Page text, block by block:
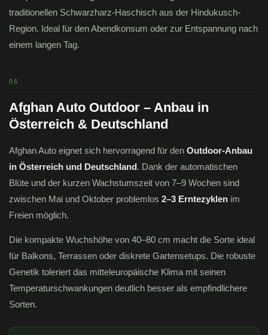
traditionellen Schwarzharz-Haschisch aus der Hindukusch-
Region. Ideal für den Abendkonsum oder zur Entspannung nach
einem langen Tag.
05
Afghan Auto Outdoor – Anbau in
Österreich & Deutschland
Afghan Auto eignet sich hervorragend für den Outdoor-Anbau
in Österreich und Deutschland. Dank der automatischen
Blüte und der kurzen Wachstumszeit von 7–9 Wochen sind
zwischen Mai und Oktober problemlos 2–3 Erntezyklen im
Freien möglich.
Die kompakte Wuchshöhe von 40–80 cm macht die Sorte ideal
für Balkons, Terrassen oder diskrete Gartensetups. Die robuste
Genetik toleriert das mitteleuropäische Klima mit seinen
Temperaturschwankungen deutlich besser als empfindlichere
Sorten.